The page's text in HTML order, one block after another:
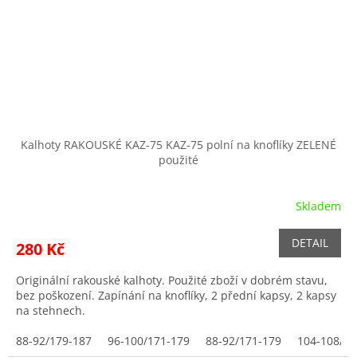
Kalhoty RAKOUSKÉ KAZ-75 KAZ-75 polní na knoflíky ZELENÉ
použité
Skladem
280 Kč DETAIL
Originální rakouské kalhoty. Použité zboží v dobrém stavu,
bez poškození. Zapínání na knoflíky, 2 přední kapsy, 2 kapsy
na stehnech.
88-92/179-187
96-100/171-179 88-92/171-179 104-108/